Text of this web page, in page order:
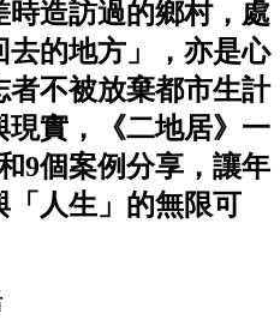
造訪過的鄉村，處
的地方」，亦是心
不被放棄都市生計
現實，《二地居》一
9個案例分享，讓年
「人生」的無限可